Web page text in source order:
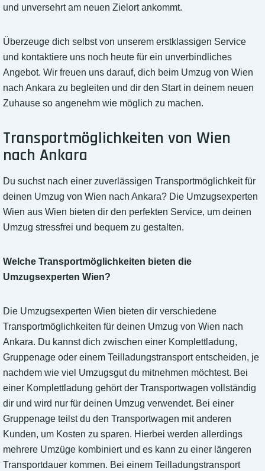
und unversehrt am neuen Zielort ankommt.
Überzeuge dich selbst von unserem erstklassigen Service
und kontaktiere uns noch heute für ein unverbindliches
Angebot. Wir freuen uns darauf, dich beim Umzug von Wien
nach Ankara zu begleiten und dir den Start in deinem neuen
Zuhause so angenehm wie möglich zu machen.
Transportmöglichkeiten von Wien
nach Ankara
Du suchst nach einer zuverlässigen Transportmöglichkeit für
deinen Umzug von Wien nach Ankara? Die Umzugsexperten
Wien aus Wien bieten dir den perfekten Service, um deinen
Umzug stressfrei und bequem zu gestalten.
Welche Transportmöglichkeiten bieten die
Umzugsexperten Wien?
Die Umzugsexperten Wien bieten dir verschiedene
Transportmöglichkeiten für deinen Umzug von Wien nach
Ankara. Du kannst dich zwischen einer Komplettladung,
Gruppenage oder einem Teilladungstransport entscheiden, je
nachdem wie viel Umzugsgut du mitnehmen möchtest. Bei
einer Komplettladung gehört der Transportwagen vollständig
dir und wird nur für deinen Umzug verwendet. Bei einer
Gruppenage teilst du den Transportwagen mit anderen
Kunden, um Kosten zu sparen. Hierbei werden allerdings
mehrere Umzüge kombiniert und es kann zu einer längeren
Transportdauer kommen. Bei einem Teilladungstransport